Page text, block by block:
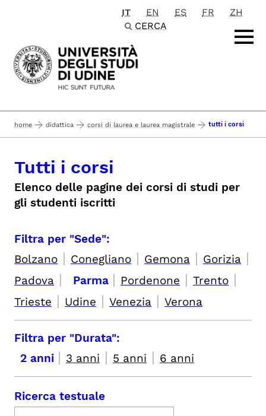
Passa al contenuto principale
IT EN ES FR
ZH
CERCA
home didattica corsi di laurea e laurea magistrale tutti i corsi
Tutti i corsi
Elenco delle pagine dei corsi di studi per
gli studenti iscritti
Filtra per "Sede":
Bolzano | Conegliano | Gemona | Gorizia |
Padova | Parma | Pordenone | Trento |
Trieste | Udine | Venezia | Verona
Filtra per "Durata":
2 anni | 3 anni | 5 anni | 6 anni
Ricerca testuale